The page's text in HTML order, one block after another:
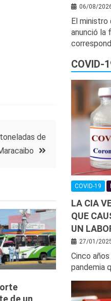
de
de un
06/08/
El
anunció la
COVID-
COVID-19
LA CIA
QUE
UN
27/01/
Cinco
pandemia